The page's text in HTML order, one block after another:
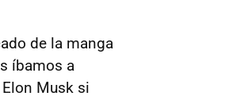
de la manga
íbamos a
Musk si